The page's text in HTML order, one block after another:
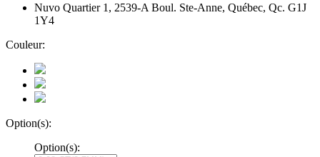
Nuvo Quartier 1, 2539-A Boul. Ste-Anne, Québec, Qc. G1J
1Y4
Couleur:
Option(s):
Option(s):